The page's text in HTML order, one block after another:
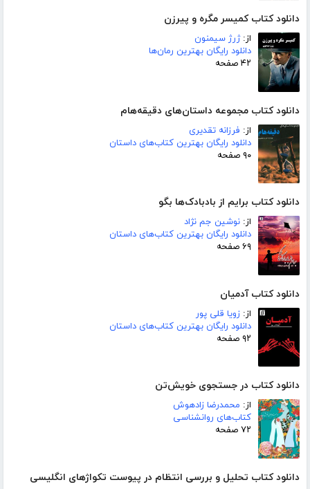
دانلود کتاب کمیسر مگره و پیرزن
از:ژرژ سیمنون
دانلود رایگان بهترین رمان‌ها
۴۲ صفحه
دانلود کتاب مجموعه داستان‌های دقیقه‌هام
از: فرزانه تقدیری
دانلود رایگان بهترین کتاب‌های داستان
۹۰ صفحه
دانلود کتاب برایم از بادبادک‌ها بگو
از: نوشین جم نژاد
دانلود رایگان بهترین کتاب‌های داستان
۶۹ صفحه
دانلود کتاب آدمیان
از: زویا قلی پور
دانلود رایگان بهترین کتاب‌های داستان
۹۲ صفحه
دانلود کتاب در جستجوی خویش‌تن
از: محمدرضا زادهوش
کتاب‌های روانشناسی
۷۲ صفحه
دانلود کتاب تحلیل و بررسی انتظام در پیوست تکواژهای انگلیسی